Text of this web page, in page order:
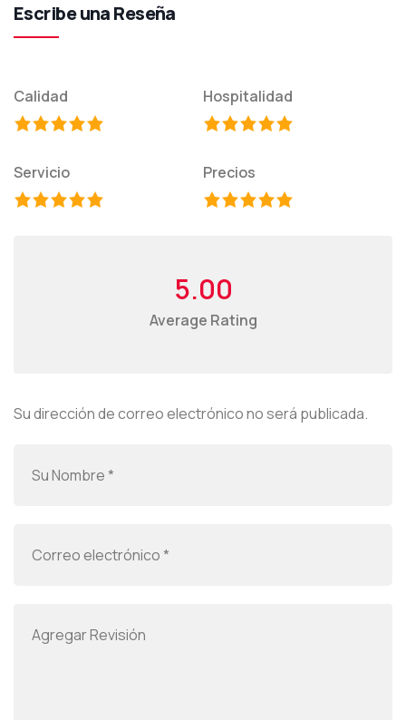
Escribe una Reseña
Calidad Hospitalidad
Servicio Precios
5.00
Average Rating
Su dirección de correo electrónico no será publicada.